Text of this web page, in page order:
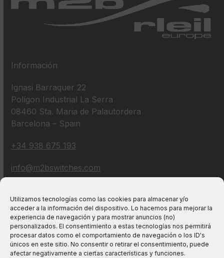
Utilizamos tecnologías como las cookies para almacenar y/o
acceder a la información del dispositivo. Lo hacemos para mejorar la
experiencia de navegación y para mostrar anuncios (no)
personalizados. El consentimiento a estas tecnologías nos permitirá
procesar datos como el comportamiento de navegación o los ID's
únicos en este sitio. No consentir o retirar el consentimiento, puede
afectar negativamente a ciertas características y funciones.
Información
Ignasi Barraquer 22
Polígon Industrial La Serra
08460 Sta. Maria de Palautordera
Barcelona – Spain
+34 938 675 193
info@m2bswitches.com